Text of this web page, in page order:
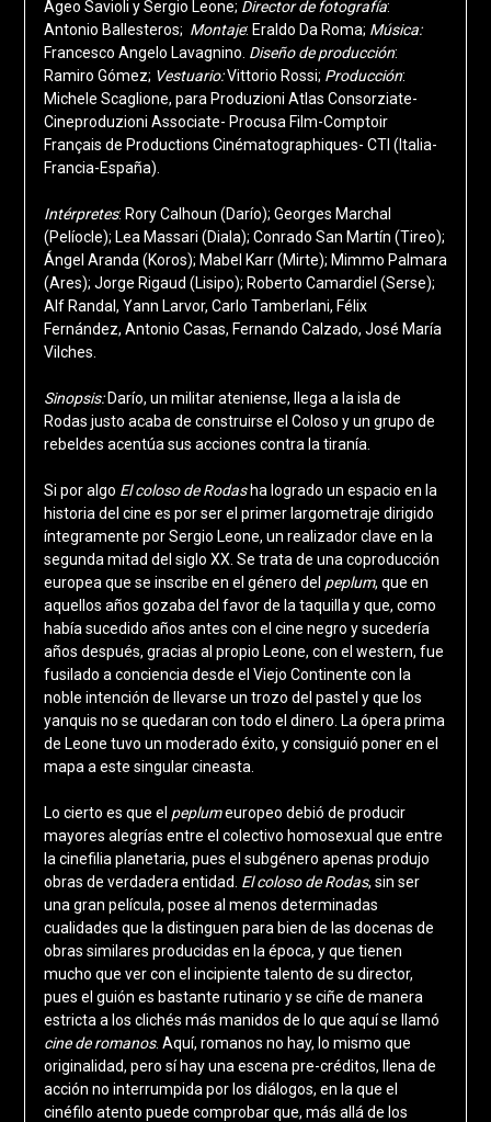
Ageo Savioli y Sergio Leone; Director de fotografía:
Antonio Ballesteros; Montaje: Eraldo Da Roma; Música:
Francesco Angelo Lavagnino. Diseño de producción:
Ramiro Gómez; Vestuario:Vittorio Rossi; Producción:
Michele Scaglione, para Produzioni Atlas Consorziate-
Cineproduzioni Associate- Procusa Film-Comptoir
Français de Productions Cinématographiques- CTI (Italia-
Francia-España).
Intérpretes: Rory Calhoun (Darío); Georges Marchal
(Pelíocle); Lea Massari (Diala); Conrado San Martín (Tireo);
Ángel Aranda (Koros); Mabel Karr (Mirte); Mimmo Palmara
(Ares); Jorge Rigaud (Lisipo); Roberto Camardiel (Serse);
Alf Randal, Yann Larvor, Carlo Tamberlani, Félix
Fernández, Antonio Casas, Fernando Calzado, José María
Vilches.
Sinopsis: Darío, un militar ateniense, llega a la isla de
Rodas justo acaba de construirse el Coloso y un grupo de
rebeldes acentúa sus acciones contra la tiranía.
Si por algo El coloso de Rodasha logrado un espacio en la
historia del cine es por ser el primer largometraje dirigido
íntegramente por Sergio Leone, un realizador clave en la
segunda mitad del siglo XX. Se trata de una coproducción
europea que se inscribe en el género del peplum, que en
aquellos años gozaba del favor de la taquilla y que, como
había sucedido años antes con el cine negro y sucedería
años después, gracias al propio Leone, con el western, fue
fusilado a conciencia desde el Viejo Continente con la
noble intención de llevarse un trozo del pastel y que los
yanquis no se quedaran con todo el dinero. La ópera prima
de Leone tuvo un moderado éxito, y consiguió poner en el
mapa a este singular cineasta.
Lo cierto es que el peplumeuropeo debió de producir
mayores alegrías entre el colectivo homosexual que entre
la cinefilia planetaria, pues el subgénero apenas produjo
obras de verdadera entidad. El coloso de Rodas, sin ser
una gran película, posee al menos determinadas
cualidades que la distinguen para bien de las docenas de
obras similares producidas en la época, y que tienen
mucho que ver con el incipiente talento de su director,
pues el guión es bastante rutinario y se ciñe de manera
estricta a los clichés más manidos de lo que aquí se llamó
cine de romanos. Aquí, romanos no hay, lo mismo que
originalidad, pero sí hay una escena pre-créditos, llena de
acción no interrumpida por los diálogos, en la que el
cinéfilo atento puede comprobar que, más allá de los